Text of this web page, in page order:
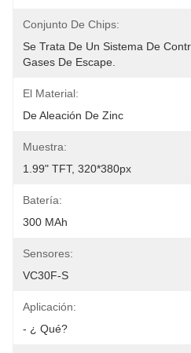
Conjunto De Chips:
Se Trata De Un Sistema De
Gases De Escape.
El Material:
De Aleación De Zinc
Muestra:
1.99" TFT, 320*380px
Batería:
300 MAh
Sensores:
VC30F-S
Aplicación:
- ¿ Qué?